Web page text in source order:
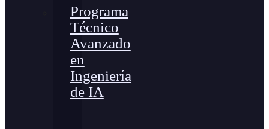
Programa
Técnico
Avanzado
en
Ingeniería
de IA